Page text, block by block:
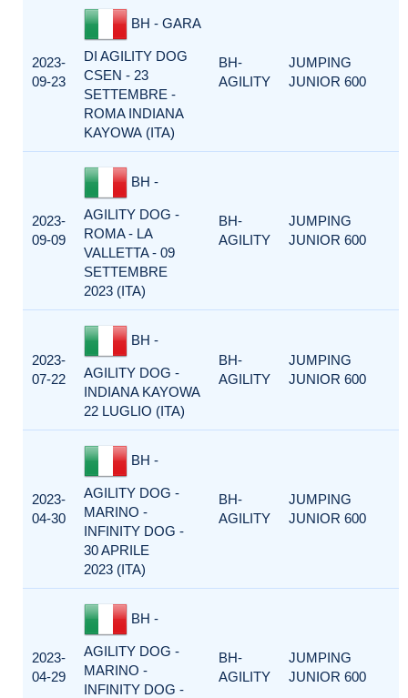
2023-
09-23
BH - GARA
DI AGILITY DOG
CSEN - 23
SETTEMBRE -
ROMA INDIANA
KAYOWA (ITA)
BH-
AGILITY
JUMPING
JUNIOR 600
2023-
09-09
BH -
AGILITY DOG -
ROMA - LA
VALLETTA - 09
SETTEMBRE
2023 (ITA)
BH-
AGILITY
JUMPING
JUNIOR 600
2023-
07-22
BH -
AGILITY DOG -
INDIANA KAYOWA
22 LUGLIO (ITA)
BH-
AGILITY
JUMPING
JUNIOR 600
2023-
04-30
BH -
AGILITY DOG -
MARINO -
INFINITY DOG -
30 APRILE
2023 (ITA)
BH-
AGILITY
JUMPING
JUNIOR 600
2023-
04-29
BH -
AGILITY DOG -
MARINO -
INFINITY DOG -
BH-
AGILITY
JUMPING
JUNIOR 600